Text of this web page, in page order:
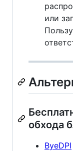
или
обхода
ByeDPI